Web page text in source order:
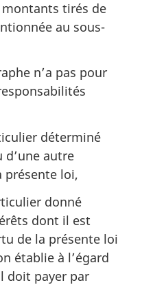
montants tirés de
au sous-
n’a pas pour
déterminé
d’une autre
présente loi,
donné
dont il est
de la présente loi
établie à l’égard
doit payer par